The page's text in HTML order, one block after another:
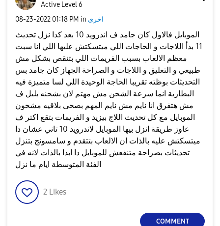
Active Level 6
‎08-23-2022 01:18 PM in اخرى
الموبايل فالاول كان جامد ف اندرويد 10 بعد كدا نزل تحديث
11 بدأ اللاجات و الحاجات اللي ميتسكتش عليها اللي انا سبت
معظم الالعاب بسبب الفريمات اللي بتنقص بشكل مش
طبيعي و التعليق و اللاجات و الصراحة الجهاز كان جامد بس
التحديثات بوظته تقريبا الحاجة الوحيدة اللي لسا متميزة فيه
البطارية انما سرعة الشحن مش مهتم لان بشحنه بليل ف
مش هتفرق انا نايم مش نايم المهم بصحى بلاقيه مشحون
الموبايل مع كل تحديث اللاج بيزيد و الفريمات بتقع اكتر ف
عاوز طريقة انزل بيها الموبايل لاندرويد 10 تاني عشان دا
ميتسكتش عليه بالذات ان الالعاب بتتقدم و سامسونج بتنزل
تحديثات بصراحة متنفعش للموبايل دا ابدا بالذات لانه في
2 Likes
COMMENT